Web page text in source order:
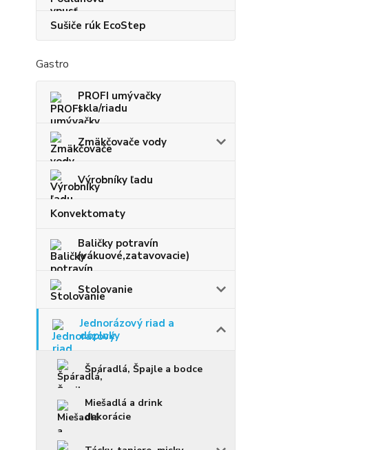
Sušiče rúk EcoStep
Gastro
PROFI umývačky
skla/riadu
Zmäkčovače vody
Výrobníky ľadu
Konvektomaty
Baličky potravín
(vákuové,zatavovacie)
Stolovanie
Jednorázový riad a
doplnky
Špáradlá, Špajle a bodce
Miešadlá a drink
dekorácie